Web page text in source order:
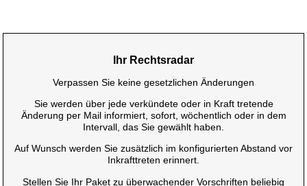
Ihr Rechtsradar
Verpassen Sie keine gesetzlichen Änderungen
Sie werden über jede verkündete oder in Kraft tretende
Änderung per Mail informiert, sofort, wöchentlich oder in dem
Intervall, das Sie gewählt haben.
Auf Wunsch werden Sie zusätzlich im konfigurierten Abstand vor
Inkrafttreten erinnert.
Stellen Sie Ihr Paket zu überwachender Vorschriften beliebig